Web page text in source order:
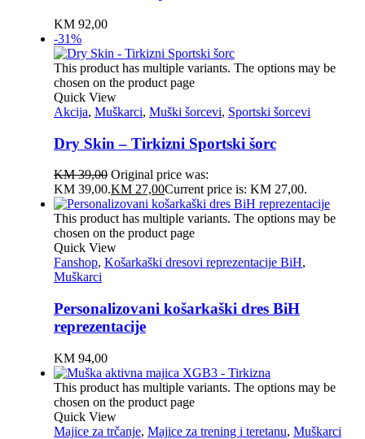
KM92,00
-31%
This product has multiple variants. The options may be
chosen on the product page
Quick View
Akcija, Muškarci, Muški šorcevi, Sportski šorcevi
Dry Skin – Tirkizni Sportski šorc
KM39,00 Original price was:
KM 39,00.KM27,00Current price is: KM 27,00.
This product has multiple variants. The options may be
chosen on the product page
Quick View
Fanshop, Košarkaški dresovi reprezentacije BiH,
Muškarci
Personalizovani košarkaški dres BiH
reprezentacije
KM94,00
This product has multiple variants. The options may be
chosen on the product page
Quick View
Majice za trčanje, Majice za trening i teretanu, Muškarci